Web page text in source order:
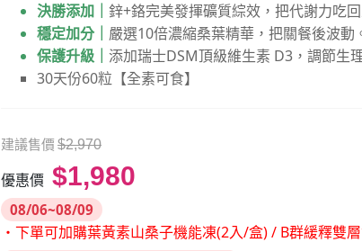
決勝添加｜ 鋅+鉻完美發揮礦質綜效，把代謝力吃
穩定加分｜ 嚴選10倍濃縮桑葉精華，把關餐後波動
保護升級｜ 添加瑞士DSM頂級維生素 D3，調節生
30天份60粒【全素可食】
建議售價 $2,970
優惠價 $1,980
08/06~08/09
・下單可加購葉黃素山桑子機能凍(2入/盒) / B群緩釋雙